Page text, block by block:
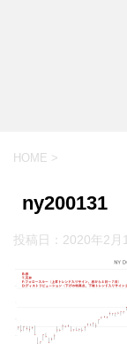
HOME >
ny200131
投稿日： 2020年2月